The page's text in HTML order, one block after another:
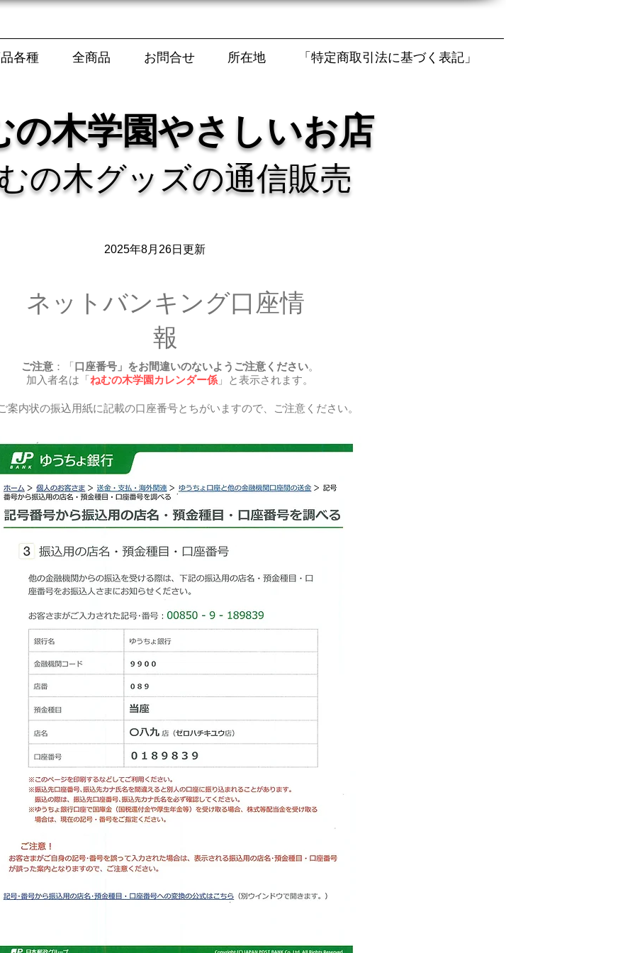
各種 全商品 お問合せ 所在地 「特定商取引法に基づく表記」
の木学園やさしいお店
の木グッズの通信販売
2025年8月26日更新
​ネットバンキング口座情
報
ご注意：「口座番号」をお間違いのないようご注意ください。
加入者名は「ねむの木学園カレンダー係 」と表示されます。
内状の振込用紙に記載の口座番号とちがいますので、ご注意ください。​